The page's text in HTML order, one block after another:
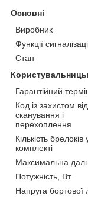
Основні
Виробник
Функції
Стан
Гарантійний
Код із захистом від
сканування і
перехоплення
Кількість брелоків
комплекті
Максимальна
Потужність, Вт
Напруга бортової